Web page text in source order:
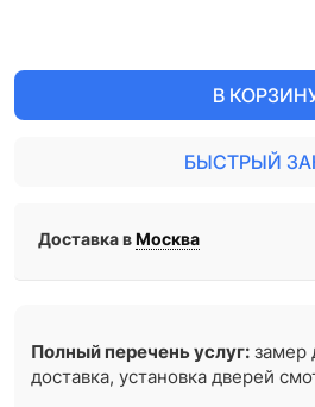
В
БЫСТРЫЙ
Доставка вМосква
Полный перечень услуг: замер
доставка, установка дверей